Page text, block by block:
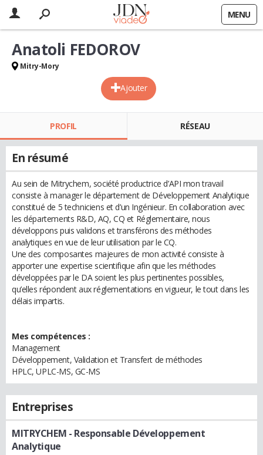
MENU
Ajouter
Anatoli FEDOROV
Mitry-Mory
PROFIL RÉSEAU
En résumé
Au sein de Mitrychem, société productrice d’API mon travail
consiste à manager le département de Développement Analytique
constitué de 5 techniciens et d’un Ingénieur. En collaboration avec
les départements R&D, AQ, CQ et Réglementaire, nous
développons puis validons et transférons des méthodes
analytiques en vue de leur utilisation par le CQ.
Une des composantes majeures de mon activité consiste à
apporter une expertise scientifique afin que les méthodes
développées par le DA soient les plus pertinentes possibles,
qu’elles répondent aux réglementations en vigueur, le tout dans les
délais impartis.
Mes compétences :
Management
Développement, Validation et Transfert de méthodes
HPLC, UPLC-MS, GC-MS
Entreprises
MITRYCHEM - Responsable Développement
Analytique